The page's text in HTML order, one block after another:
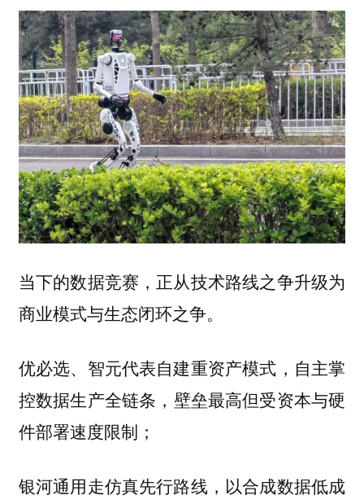
当下的数据竞赛，正从技术路线之争升级为
商业模式与生态闭环之争。
优必选、智元代表自建重资产模式， 自主掌
控数据生产全链条， 壁垒最高但受资本与硬
件部署速度限制；
银河通用走仿真先行路线， 以合成数据低成